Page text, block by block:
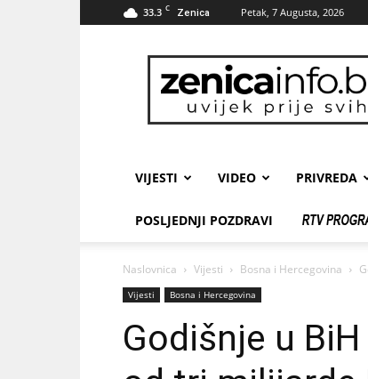
33.3 C Zenica Petak, 7 Augusta, 2026
zenicainfo.ba
VIJESTI VIDEO PRIVREDA
POSLJEDNJI POZDRAVI
Naslovnica Vijesti Bosna i Hercegovina
Vijesti Bosna i Hercegovina
Godišnje u